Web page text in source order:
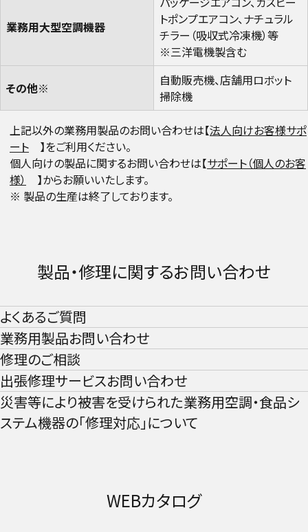
業務用大型空調機器​
トポンプエアコン、ナチュラル
チラー（吸収式冷凍機）等​
※三洋電機製含む​
その他※​
自動販売機、店舗用ロボット
掃除機​
上記以外の業務用製品のお問い合わせは【法人向けお客様サポ
ート
】をご利用ください。​
個人向けの製品に関するお問い合わせは【サポート（個人のお客
様）
】からお願いいたします。​
※ 製品の生産は終了しております。​
製品・修理に関するお問い合わせ​
よくあるご質問​
業務用製品お問い合わせ​
修理のご相談
出張修理サービスお問い合わせ
災害等により被害を受けられた業務用空調・食品シ
ステム機器の「修理対応」について
WEBカタログ​